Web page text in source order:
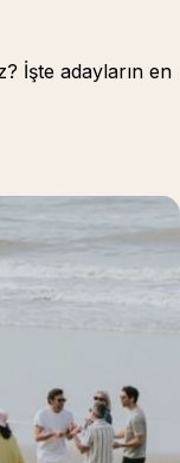
İşte adayların en